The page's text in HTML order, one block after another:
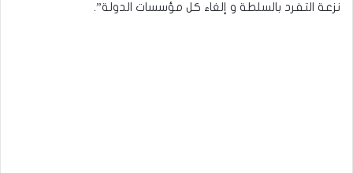
نزعة التفرد بالسلطة و إلغاء كل مؤسسات الدولة”.